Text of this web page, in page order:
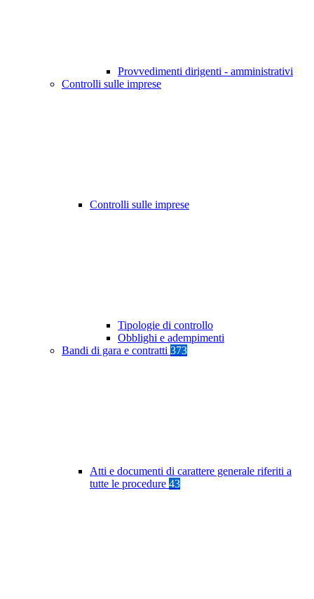
Provvedimenti dirigenti - amministrativi
Controlli sulle imprese
Controlli sulle imprese
Tipologie di controllo
Obblighi e adempimenti
Bandi di gara e contratti 373
Atti e documenti di carattere generale riferiti a
tutte le procedure 43